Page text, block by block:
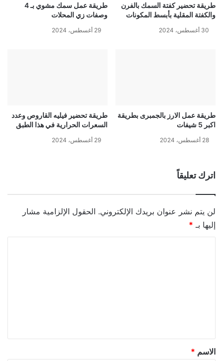
طريقة تحضير كفتة السمك بالفرن
والكفتة المقلية بأبسط المكونات
30 أغسطس، 2024
طريقة عمل سمك مشوي بـ 4
وصفات زي المحلات
29 أغسطس، 2024
طريقة عمل الارز بالجمبرى بطريقة
اكبر 5 شيفات
28 أغسطس، 2024
طريقة تحضير فيليه القاروص وعدد
السعرات الحرارية في هذا الطبق
29 أغسطس، 2024
اترك تعليقاً
لن يتم نشر عنوان بريدك الإلكتروني. الحقول الإلزامية مشار
إليها بـ *
*
الاسم *